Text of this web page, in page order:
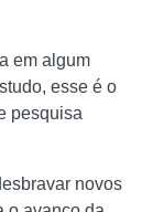
em algum
esse é o
pesquisa
novos